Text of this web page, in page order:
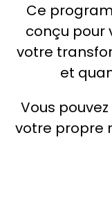
Ce
conçu pour
votre
et
Vous
votre propre